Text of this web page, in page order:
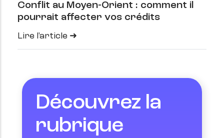
Conflit au Moyen-Orient : comment il
pourrait affecter vos crédits
Lire l'article
Découvrez la
rubrique